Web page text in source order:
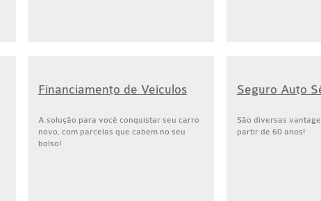
Financiamento de Veículos
A solução para você conquistar seu carro
novo, com parcelas que cabem no seu
bolso!
Seguro Auto
São diversas
partir de 60 anos!